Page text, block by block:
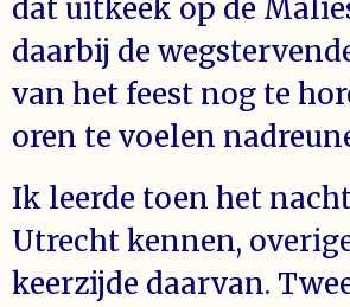
dat uitkeek op de
daarbij de
van het feest nog te
oren te voelen
Ik leerde toen het
Utrecht kennen,
keerzijde daarvan.